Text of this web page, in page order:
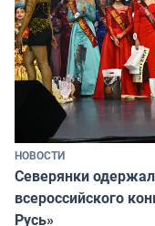
НОВОСТИ
Северянки
всероссийского
Русь»